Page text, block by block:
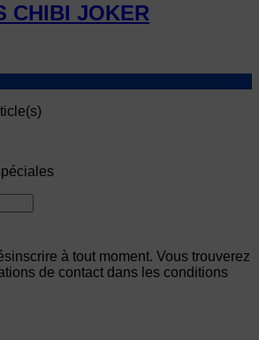
CHIBI JOKER
à tout moment. Vous trouverez
de contact dans les conditions